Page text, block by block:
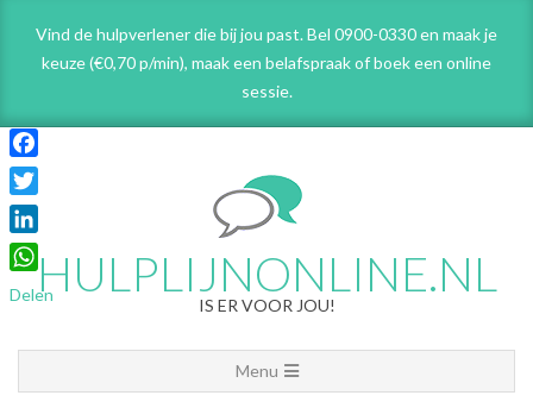
content
Vind de hulpverlener die bij jou past. Bel 0900-0330 en maak je
keuze (€0,70 p/min), maak een belafspraakof boek een online
sessie.
HULPLIJNONLINE.NL
IS ER VOOR JOU!
Navigation
Menu
Facebook
Twitter
LinkedIn
WhatsApp
Delen